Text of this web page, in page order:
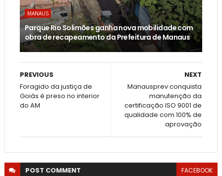
MANAUS
Parque Rio Solimões ganha nova mobilidade com
obra de recapeamento da Prefeitura de Manaus
NEXT
Manausprev conquista
manutenção da
certificação ISO 9001 de
qualidade com 100% de
aprovação
PREVIOUS
Foragido da justiça de
Goiás é preso no interior
do AM
POST COMMENT FACEBOOK